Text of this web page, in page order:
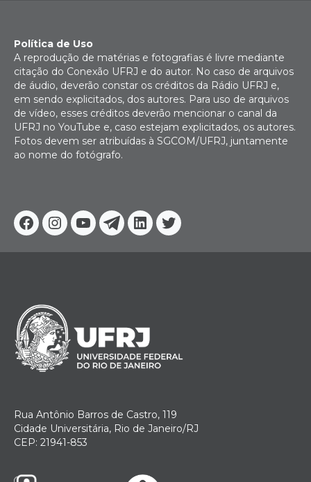
Facebook
Instagram
YoutubeTelegram
Linkedin
Twitter
Política de Uso
A reprodução de matérias e fotografias é livre mediante
citação do Conexão UFRJ e do autor. No caso de arquivos
de áudio, deverão constar os créditos da Rádio UFRJ e,
em sendo explicitados, dos autores. Para uso de arquivos
de vídeo, esses créditos deverão mencionar o canal da
UFRJ no YouTube e, caso estejam explicitados, os autores.
Fotos devem ser atribuídas à SGCOM/UFRJ, juntamente
ao nome do fotógrafo.
Rua Antônio Barros de Castro, 119
Cidade Universitária, Rio de Janeiro/RJ
CEP: 21941-853